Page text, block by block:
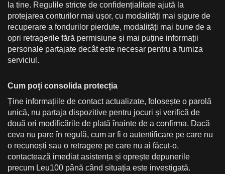
la tine. Regulile stricte de confidențialitate ajută la
protejarea conturilor mai ușor, cu modalități mai sigure de
recuperare a fondurilor pierdute, modalități mai bune de a
opri retragerile fără permisiune și mai puține informații
personale partajate decât este necesar pentru a furniza
serviciul.
Cum poți consolida protecția
Ține informațiile de contact actualizate, folosește o parolă
unică, nu partaja dispozitive pentru jocuri și verifică de
două ori modificările de plată înainte de a confirma. Dacă
ceva nu pare în regulă, cum ar fi o autentificare pe care nu
o recunoști sau o retragere pe care nu ai făcut-o,
contactează imediat asistența și oprește depunerile
precum Leu100 până când situația este investigată.